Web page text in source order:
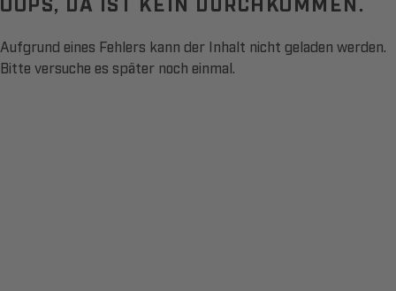
Aufgrund eines Fehlers kann der Inhalt nicht geladen werden.
Bitte versuche es später noch einmal.